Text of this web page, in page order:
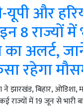
यूपी और
8 राज्यों में
का अलर्ट,
रहेगा
ने झारखंड, बिहार, ओडिशा,
राज्यों में 19 जून से भारी